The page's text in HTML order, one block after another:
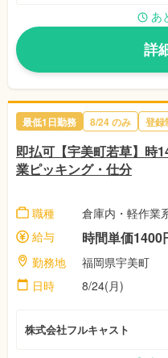
あ
詳
最低1日勤務 8/24のみ 登録
即払可【宇美町若草】時
業ピッキング・仕分
職種
倉庫内・軽作業
給与
時間単価1400
勤務地
福岡県宇美町
日時
8/24(月)
株式会社フルキャスト